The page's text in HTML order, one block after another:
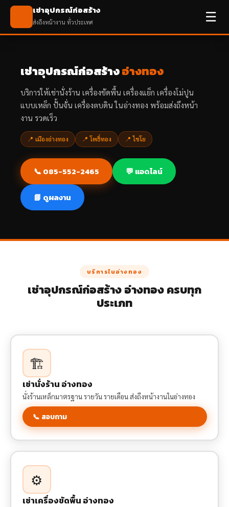
เช่าอุปกรณ์ก่อสร้าง
ส่งถึงหน้างาน ทั่วประเทศ ☰
เช่าอุปกรณ์ก่อสร้างอ่างทอง
บริการให้เช่านั่งร้าน เครื่องขัดพื้น เครื่องแย็ก เครื่องโม่ปูน
แบบเหล็ก ปั้นจั่น เครื่องตบดิน ในอ่างทอง พร้อมส่งถึงหน้า
งาน รวดเร็ว
📍 เมืองอ่างทอง 📍 โพธิ์ทอง 📍 ไชโย
📞 085-552-2465 💬 แอดไลน์
📘 ดูผลงาน
บริการในอ่างทอง
เช่าอุปกรณ์ก่อสร้าง อ่างทอง ครบทุก
ประเภท
🏗️
เช่านั่งร้าน อ่างทอง
นั่งร้านเหล็กมาตรฐาน รายวัน รายเดือน ส่งถึงหน้างานในอ่างทอง
📞 สอบถาม
⚙️
เช่าเครื่องขัดพื้น อ่างทอง